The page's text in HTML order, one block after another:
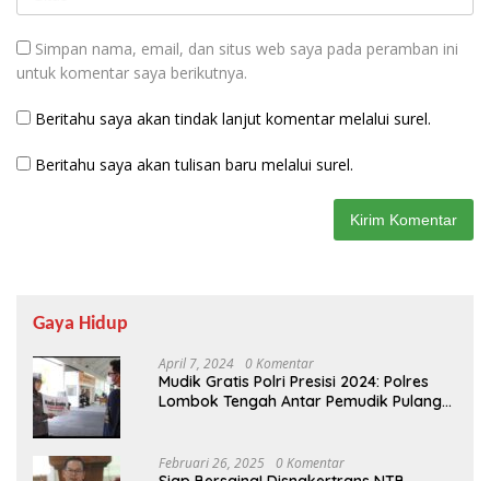
Simpan nama, email, dan situs web saya pada peramban ini
untuk komentar saya berikutnya.
Beritahu saya akan tindak lanjut komentar melalui surel.
Beritahu saya akan tulisan baru melalui surel.
Gaya Hidup
April 7, 2024 0 Komentar
Mudik Gratis Polri Presisi 2024: Polres
Lombok Tengah Antar Pemudik Pulang
Februari 26, 2025 0 Komentar